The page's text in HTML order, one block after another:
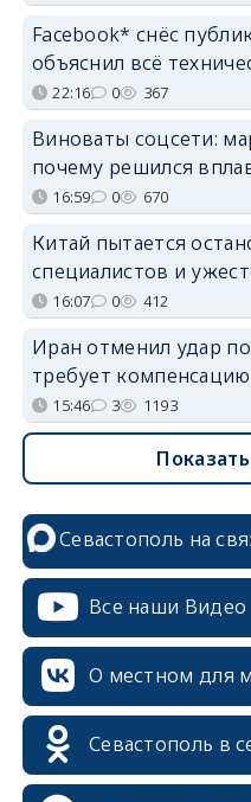
Facebook* снёс
объяснил всё
22:16 0 367
Виноваты соцсети:
почему решился
16:59 0 670
Китай пытается
специалистов и
16:07 0 412
Иран отменил удар
требует компенсацию
15:46 3 1193
Севастополь на
Все наши Видео
О местном для
Севастополь в